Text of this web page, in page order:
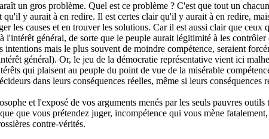
un gros problème. Quel est ce problème ? C'est que tout un
y aurait à en redire. Il est certes clair qu'il y aurait à en redire,
les causes et en trouver les solutions. Car il est aussi clair que
général, de sorte que le peuple aurait légitimité à les
mais le plus souvent de moindre compétence, seraient
général). Or, le jeu de la démocratie représentative vient ici
qui plaisent au peuple du point de vue de la misérable
dans leurs conséquences réelles, même si leurs
et l'exposé de vos arguments menés par les seuls pauvres
que vous prétendez juger, incompétence qui vous mène
contre-vérités.